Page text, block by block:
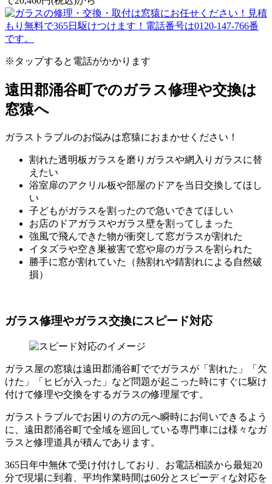
※タップすると電話がかかります
遠田郡涌谷町でのガラス修理や交換は
窓猿へ
ガラストラブルのお悩みは窓猿におまかせください！
割れた透明板ガラスを磨りガラスや網入りガラスに替
えたい
浴室扉のアクリル板や部屋のドアを当日交換してほし
い
子どもがガラスを割ったので急いできてほしい
お店のドアガラスやガラス壁を割ってしまった
強風で飛んできた物が衝突して窓ガラスが割れた
イタズラや空き巣被害で窓や扉のガラスを割られた
勝手に窓が割れていた（熱割れや錆割れによる自然破
損）
ガラス修理やガラス交換にスピード対応
ガラス屋の窓猿は遠田郡涌谷町ででガラスが「割れた」「欠
けた」「ヒビが入った」など問題が起こった時にすぐに駆け
付けて修理や交換をするガラスの修理屋です。
ガラストラブルでお困りの方の元へ瞬時にお伺いできるよう
に、遠田郡涌谷町で全域を巡回している専門車には様々なガ
ラスと修理道具が積んであります。
365日年中無休で受け付けしており、お電話相談から最短20
分で現場に到着、平均作業時間は60分とスピーディな対応を